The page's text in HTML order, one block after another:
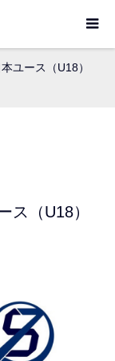
ユース（U18）
ス（U18）